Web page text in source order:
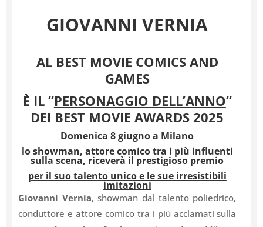
GIOVANNI VERNIA
AL BEST MOVIE COMICS AND
GAMES
È IL “PERSONAGGIO DELL’ANNO”
DEI BEST MOVIE AWARDS 2025
Domenica 8 giugno a Milano
lo showman, attore comico tra i più influenti
sulla scena, riceverà il prestigioso premio
per il suo talento unico e le sue irresistibili
imitazioni
Giovanni Vernia, showman dal talento poliedrico,
conduttore e attore comico tra i più acclamati sulla